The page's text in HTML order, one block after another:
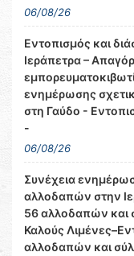
06/08/26
Εντοπισμός και
Ιεράπετρα –
ενημέρωσης
στη Γαύδο -
-
06/08/26
Συνέχεια
αλλοδαπών στην
56 αλλοδαπών και
Καλούς
αλλοδαπών και